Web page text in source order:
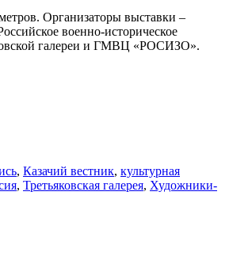
Организаторы выставки –
военно-историческое
галереи и ГМВЦ «РОСИЗО».
, Казачий вестник, культурная
, Третьяковская галерея, Художники-